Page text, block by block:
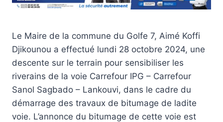
Le Maire de la commune du Golfe 7, Aimé Koffi
Djikounou a effectué lundi 28 octobre 2024, une
descente sur le terrain pour sensibiliser les
riverains de la voie Carrefour IPG – Carrefour
Sanol Sagbado – Lankouvi, dans le cadre du
démarrage des travaux de bitumage de ladite
voie. L’annonce du bitumage de cette voie est